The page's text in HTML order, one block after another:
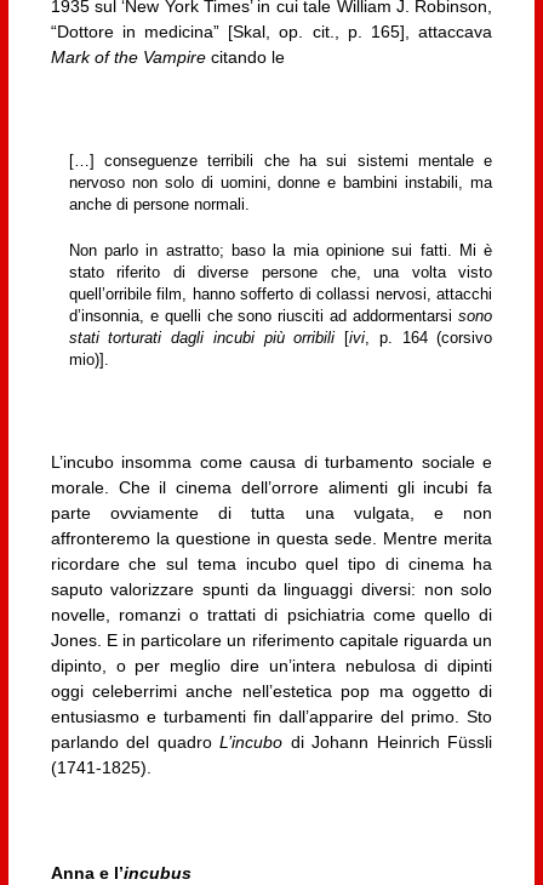
1935 sul ‘New York Times’ in cui tale William J. Robinson,
“Dottore in medicina” [Skal, op. cit., p. 165], attaccava
Mark of the Vampirecitando le
[…] conseguenze terribili che ha sui sistemi mentale e
nervoso non solo di uomini, donne e bambini instabili, ma
anche di persone normali.
Non parlo in astratto; baso la mia opinione sui fatti. Mi è
stato riferito di diverse persone che, una volta visto
quell’orribile film, hanno sofferto di collassi nervosi, attacchi
d’insonnia, e quelli che sono riusciti ad addormentarsisono
stati torturati dagli incubi più orribili
[ivi , p. 164 (corsivo
mio)].
L’incubo insomma come causa di turbamento sociale e
morale. Che il cinema dell’orrore alimenti gli incubi fa
parte ovviamente di tutta una vulgata, e non
affronteremo la questione in questa sede. Mentre merita
ricordare che sul tema incubo quel tipo di cinema ha
saputo valorizzare spunti da linguaggi diversi: non solo
novelle, romanzi o trattati di psichiatria come quello di
Jones. E in particolare un riferimento capitale riguarda un
dipinto, o per meglio dire un’intera nebulosa di dipinti
oggi celeberrimi anche nell’estetica pop ma oggetto di
entusiasmo e turbamenti fin dall’apparire del primo. Sto
parlando del quadroL’incubo di Johann Heinrich Füssli
(1741-1825).
Anna e l’incubus